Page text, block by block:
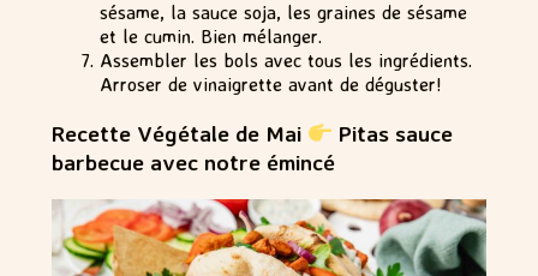
sésame, la sauce soja, les graines de sésame
et le cumin. Bien mélanger.
Assembler les bols avec tous les ingrédients.
Arroser de vinaigrette avant de déguster!
Recette Végétale de Mai
Pitas sauce
barbecue avec notre émincé